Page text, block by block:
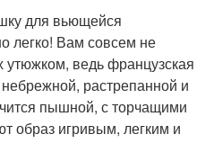
для вьющейся
легко! Вам совсем не
утюжком, ведь французская
растрепанной и
пышной, с торчащими
образ игривым, легким и